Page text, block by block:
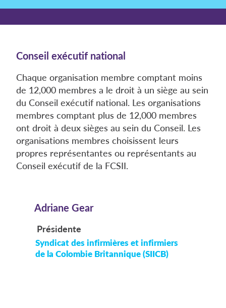
Conseil exécutif national
Chaque organisation membre comptant moins
de 12,000 membres a le droit à un siège au sein
du Conseil exécutif national. Les organisations
membres comptant plus de 12,000 membres
ont droit à deux sièges au sein du Conseil. Les
organisations membres choisissent leurs
propres représentantes ou représentants au
Conseil exécutif de la FCSII.
Adriane Gear
Présidente
Syndicat des infirmières et infirmiers
de la Colombie Britannique (SIICB)